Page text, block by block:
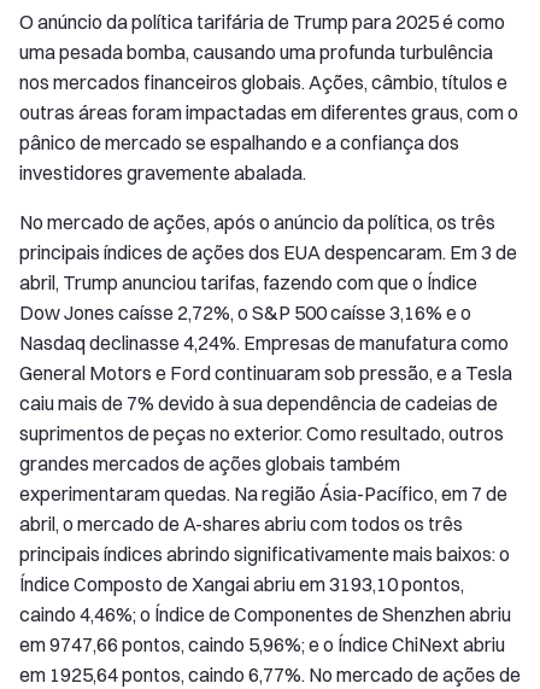
O anúncio da política tarifária de Trump para 2025 é como
uma pesada bomba, causando uma profunda turbulência
nos mercados financeiros globais. Ações, câmbio, títulos e
outras áreas foram impactadas em diferentes graus, com o
pânico de mercado se espalhando e a confiança dos
investidores gravemente abalada.
No mercado de ações, após o anúncio da política, os três
principais índices de ações dos EUA despencaram. Em 3 de
abril, Trump anunciou tarifas, fazendo com que o Índice
Dow Jones caísse 2,72%, o S&P 500 caísse 3,16% e o
Nasdaq declinasse 4,24%. Empresas de manufatura como
General Motors e Ford continuaram sob pressão, e a Tesla
caiu mais de 7% devido à sua dependência de cadeias de
suprimentos de peças no exterior. Como resultado, outros
grandes mercados de ações globais também
experimentaram quedas. Na região Ásia-Pacífico, em 7 de
abril, o mercado de A-shares abriu com todos os três
principais índices abrindo significativamente mais baixos: o
Índice Composto de Xangai abriu em 3193,10 pontos,
caindo 4,46%; o Índice de Componentes de Shenzhen abriu
em 9747,66 pontos, caindo 5,96%; e o Índice ChiNext abriu
em 1925,64 pontos, caindo 6,77%. No mercado de ações de